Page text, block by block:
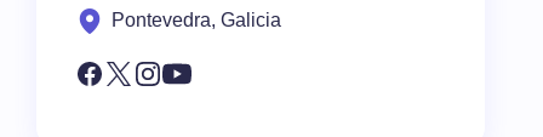
Pontevedra, Galicia